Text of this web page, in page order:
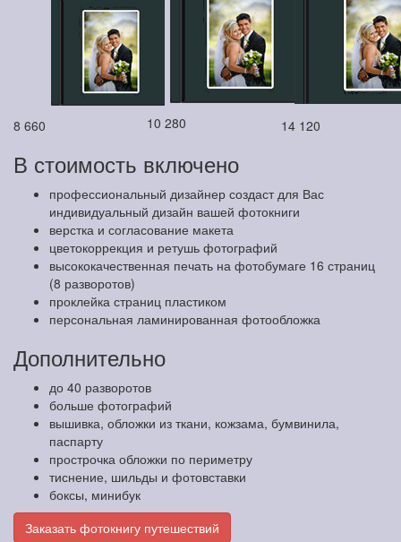
8 660 10 280 14 120
В стоимость включено
профессиональный дизайнер создаст для Вас
индивидуальный дизайн вашей фотокниги
верстка и согласование макета
цветокоррекция и ретушь фотографий
высококачественная печать на фотобумаге 16 страниц
(8 разворотов)
проклейка страниц пластиком
персональная ламинированная фотообложка
Дополнительно
до 40 разворотов
больше фотографий
вышивка, обложки из ткани, кожзама, бумвинила,
паспарту
прострочка обложки по периметру
тиснение, шильды и фотовставки
боксы, минибук
Заказать фотокнигу путешествий